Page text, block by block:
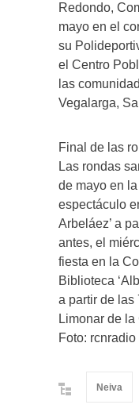
Redondo,
mayo en el
su
el Centro
las
Vegalarga,
Final de las
Las rondas
de mayo en
espectáculo
Arbeláez’ a
antes, el
fiesta en la
Biblioteca
a partir de las
Limonar de la
Foto: rcnradio
Neiva